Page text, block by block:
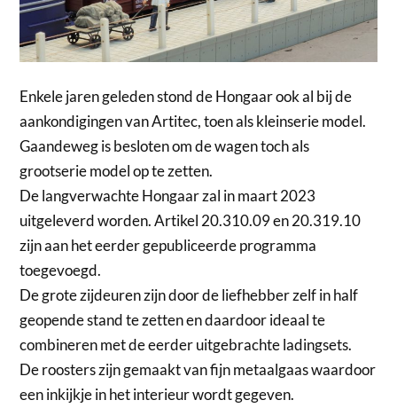
Enkele jaren geleden stond de Hongaar ook al bij de
aankondigingen van Artitec, toen als kleinserie model.
Gaandeweg is besloten om de wagen toch als
grootserie model op te zetten.
De langverwachte Hongaar zal in maart 2023
uitgeleverd worden. Artikel 20.310.09 en 20.319.10
zijn aan het eerder gepubliceerde programma
toegevoegd.
De grote zijdeuren zijn door de liefhebber zelf in half
geopende stand te zetten en daardoor ideaal te
combineren met de eerder uitgebrachte ladingsets.
De roosters zijn gemaakt van fijn metaalgaas waardoor
een inkijkje in het interieur wordt gegeven.